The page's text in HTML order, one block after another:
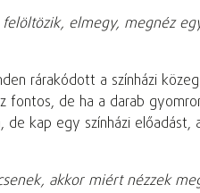
elmegy, megnéz
rárakódott a színházi
fontos, de ha a darab
kap egy színházi előadást,
akkor miért nézzek